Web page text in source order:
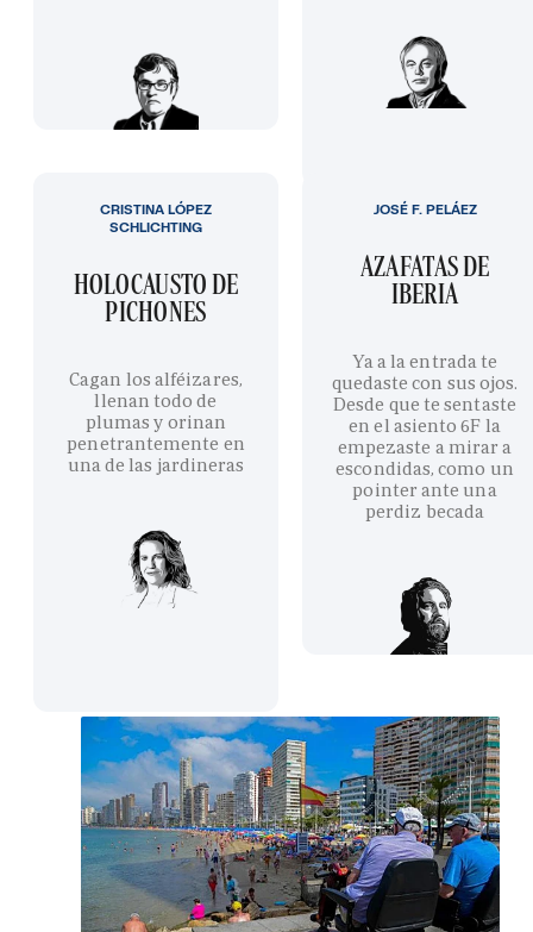
HOLOCAUSTO DE
PICHONES
Cagan los alféizares,
llenan todo de
plumas y orinan
penetrantemente en
una de las jardineras
CRISTINA LÓPEZ
SCHLICHTING
AZAFATAS DE
IBERIA
Ya a la entrada te
quedaste con sus ojos.
Desde que te sentaste
en el asiento 6F la
empezaste a mirar a
escondidas, como un
pointer ante una
perdiz becada
JOSÉ F. PELÁEZ